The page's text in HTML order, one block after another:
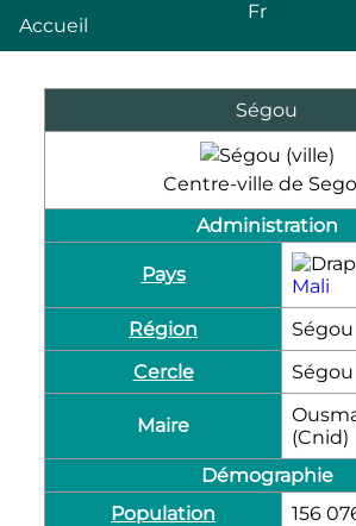
Accueil
Fr
Ségou
Centre-ville de
Administration
Pays
Mali
Région
Ségou
Cercle
Ségou
Maire
(Cnid)
Démographie
Population
156